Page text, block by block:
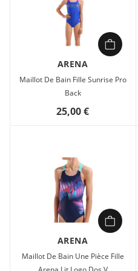
ARENA
Maillot De Bain Fille Sunrise Pro
Back
25,00 €
ARENA
Maillot De Bain Une Pièce Fille